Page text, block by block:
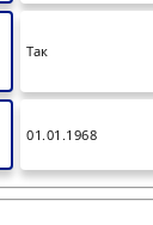
Так
01.01.1968